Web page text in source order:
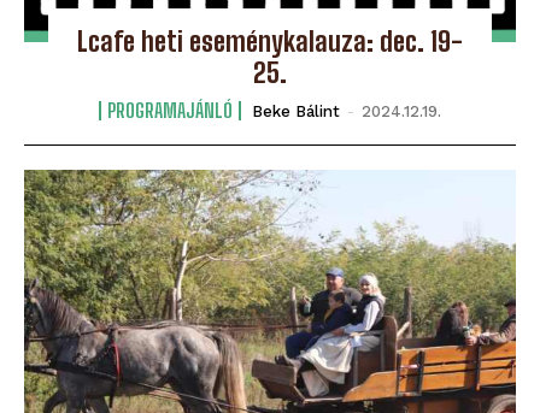
Lcafe heti eseménykalauza: dec. 19-
25.
PROGRAMAJÁNLÓ Beke Bálint - 2024.12.19.